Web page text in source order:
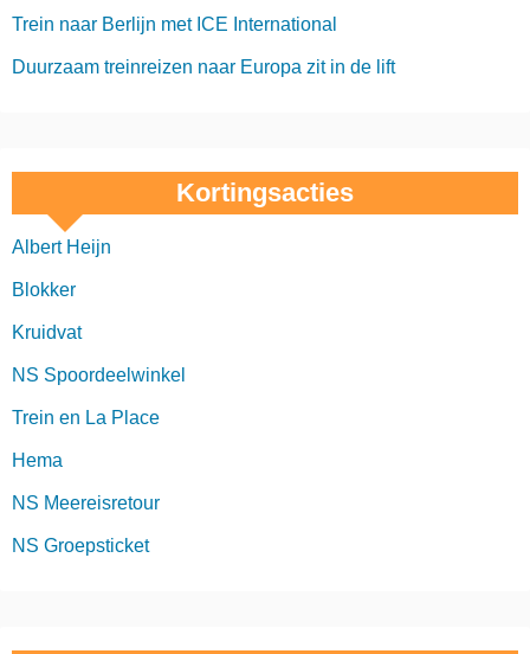
Trein naar Berlijn met ICE International
Duurzaam treinreizen naar Europa zit in de lift
Kortingsacties
Albert Heijn
Blokker
Kruidvat
NS Spoordeelwinkel
Trein en La Place
Hema
NS Meereisretour
NS Groepsticket